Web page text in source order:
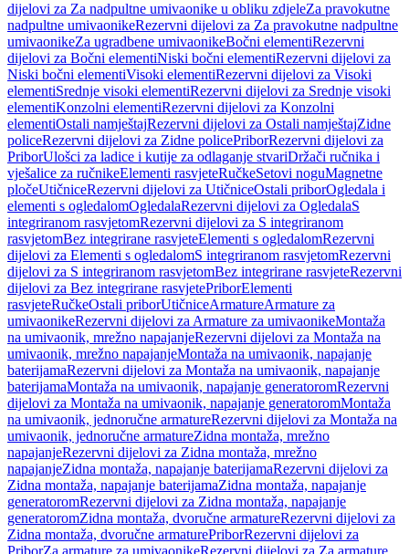
dijelovi za Za nadpultne umivaonike u obliku zdjeleZa pravokutne
nadpultne umivaonikeRezervni dijelovi za Za pravokutne nadpultne
umivaonikeZa ugradbene umivaonikeBočni elementiRezervni
dijelovi za Bočni elementiNiski bočni elementiRezervni dijelovi za
Niski bočni elementiVisoki elementiRezervni dijelovi za Visoki
elementiSrednje visoki elementiRezervni dijelovi za Srednje visoki
elementiKonzolni elementiRezervni dijelovi za Konzolni
elementiOstali namještajRezervni dijelovi za Ostali namještajZidne
policeRezervni dijelovi za Zidne policePriborRezervni dijelovi za
PriborUlošci za ladice i kutije za odlaganje stvariDržači ručnika i
vješalice za ručnikeElementi rasvjeteRučkeSetovi noguMagnetne
pločeUtičniceRezervni dijelovi za UtičniceOstali priborOgledala i
elementi s ogledalomOgledalaRezervni dijelovi za OgledalaS
integriranom rasvjetomRezervni dijelovi za S integriranom
rasvjetomBez integrirane rasvjeteElementi s ogledalomRezervni
dijelovi za Elementi s ogledalomS integriranom rasvjetomRezervni
dijelovi za S integriranom rasvjetomBez integrirane rasvjeteRezervni
dijelovi za Bez integrirane rasvjetePriborElementi
rasvjeteRučkeOstali priborUtičniceArmatureArmature za
umivaonikeRezervni dijelovi za Armature za umivaonikeMontaža
na umivaonik, mrežno napajanjeRezervni dijelovi za Montaža na
umivaonik, mrežno napajanjeMontaža na umivaonik, napajanje
baterijamaRezervni dijelovi za Montaža na umivaonik, napajanje
baterijamaMontaža na umivaonik, napajanje generatoromRezervni
dijelovi za Montaža na umivaonik, napajanje generatoromMontaža
na umivaonik, jednoručne armatureRezervni dijelovi za Montaža na
umivaonik, jednoručne armatureZidna montaža, mrežno
napajanjeRezervni dijelovi za Zidna montaža, mrežno
napajanjeZidna montaža, napajanje baterijamaRezervni dijelovi za
Zidna montaža, napajanje baterijamaZidna montaža, napajanje
generatoromRezervni dijelovi za Zidna montaža, napajanje
generatoromZidna montaža, dvoručne armatureRezervni dijelovi za
Zidna montaža, dvoručne armaturePriborRezervni dijelovi za
PriborZa armature za umivaonikeRezervni dijelovi za Za armature